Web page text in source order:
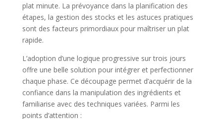
plat minute. La prévoyance dans la planification des
étapes, la gestion des stocks et les astuces pratiques
sont des facteurs primordiaux pour maîtriser un plat
rapide.
L’adoption d’une logique progressive sur trois jours
offre une belle solution pour intégrer et perfectionner
chaque phase. Ce découpage permet d’acquérir de la
confiance dans la manipulation des ingrédients et
familiarise avec des techniques variées. Parmi les
points d’attention :